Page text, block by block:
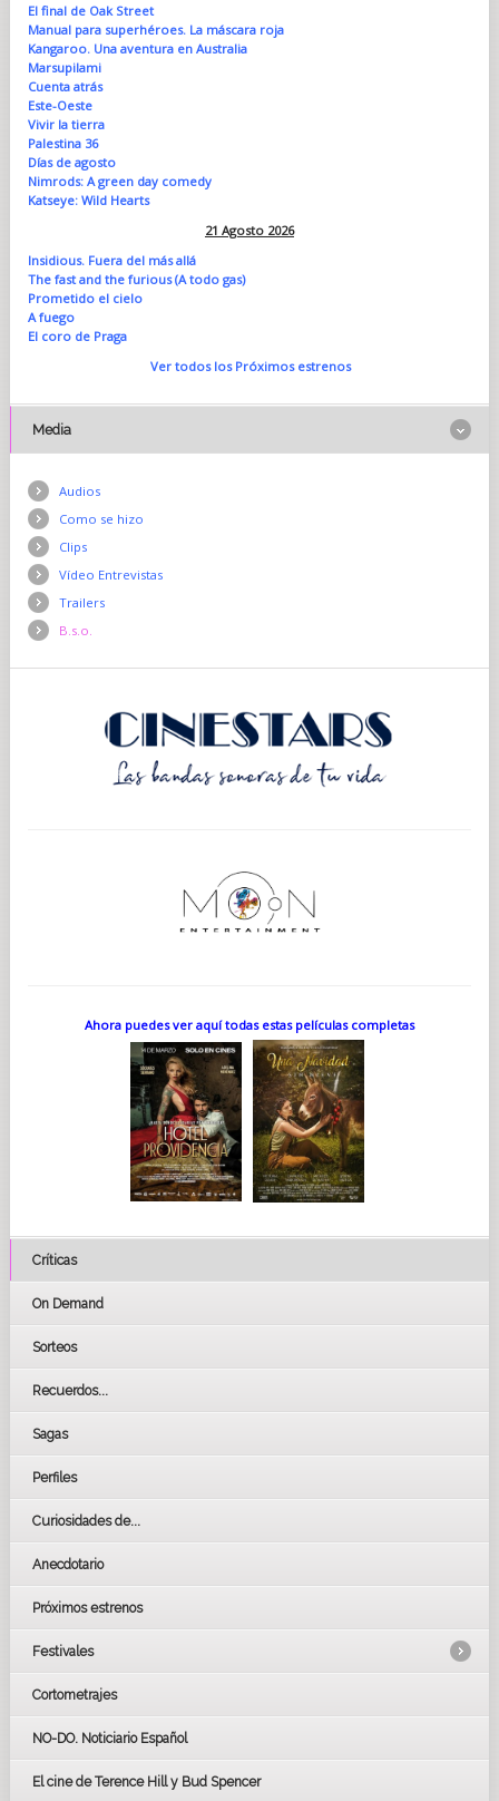
El final de Oak Street
Manual para superhéroes. La máscara roja
Kangaroo. Una aventura en Australia
Marsupilami
Cuenta atrás
Este-Oeste
Vivir la tierra
Palestina 36
Días de agosto
Nimrods: A green day comedy
Katseye: Wild Hearts
21 Agosto 2026
Insidious. Fuera del más allá
The fast and the furious (A todo gas)
Prometido el cielo
A fuego
El coro de Praga
Ver todos los Próximos estrenos
Media
Audios
Como se hizo
Clips
Vídeo Entrevistas
Trailers
B.s.o.
Ahora puedes ver aquí todas estas películas completas
Críticas
On Demand
Sorteos
Recuerdos...
Sagas
Perfiles
Curiosidades de...
Anecdotario
Próximos estrenos
Festivales
LOS OSCARS
GOYAS
BAFTA
Cortometrajes
NO-DO. Noticiario Español
El cine de Terence Hill y Bud Spencer